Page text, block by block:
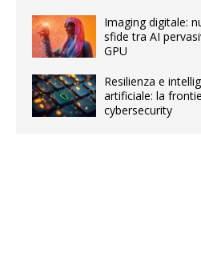
Imaging digitale:
sfide tra AI
GPU
Resilienza e
artificiale: la
cybersecurity